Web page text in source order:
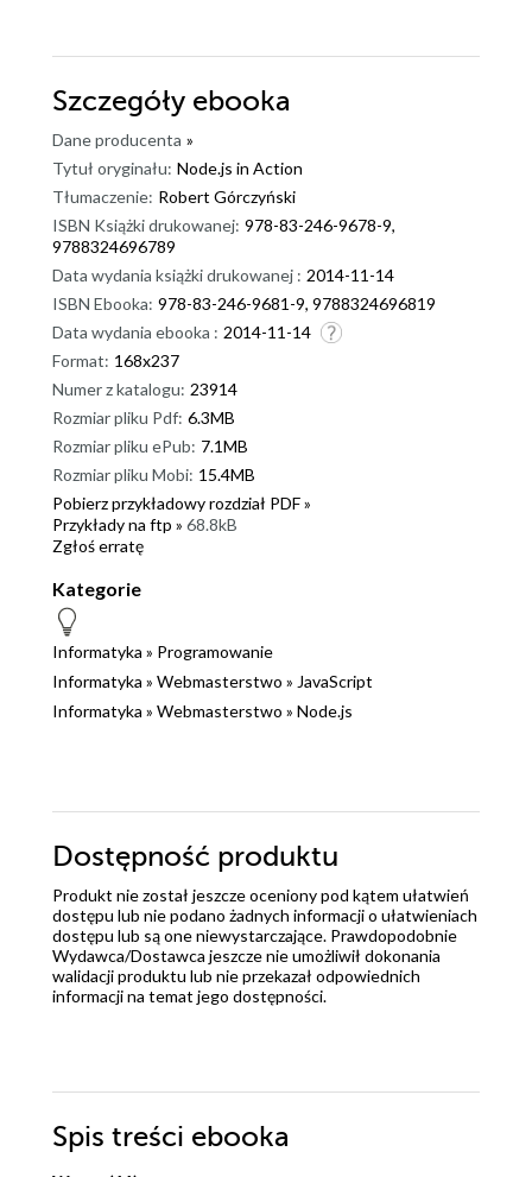
Szczegóły ebooka
Dane producenta »
Tytuł oryginału: Node.js in Action
Tłumaczenie: Robert Górczyński
ISBN Książki drukowanej: 978-83-246-9678-9,
9788324696789
Data wydania książki drukowanej : 2014-11-14
ISBN Ebooka: 978-83-246-9681-9, 9788324696819
Data wydania ebooka : 2014-11-14
Format: 168x237
Numer z katalogu: 23914
Rozmiar pliku Pdf: 6.3MB
Rozmiar pliku ePub: 7.1MB
Rozmiar pliku Mobi: 15.4MB
Pobierz przykładowy rozdział PDF »
Przykłady na ftp » 68.8kB
Zgłoś erratę
Kategorie
Informatyka » Programowanie
Informatyka » Webmasterstwo » JavaScript
Informatyka » Webmasterstwo » Node.js
Dostępność produktu
Produkt nie został jeszcze oceniony pod kątem ułatwień
dostępu lub nie podano żadnych informacji o ułatwieniach
dostępu lub są one niewystarczające. Prawdopodobnie
Wydawca/Dostawca jeszcze nie umożliwił dokonania
walidacji produktu lub nie przekazał odpowiednich
informacji na temat jego dostępności.
Spis treści ebooka